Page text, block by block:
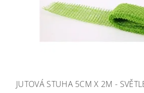
JUTOVÁ STUHA 5CM X 2M -